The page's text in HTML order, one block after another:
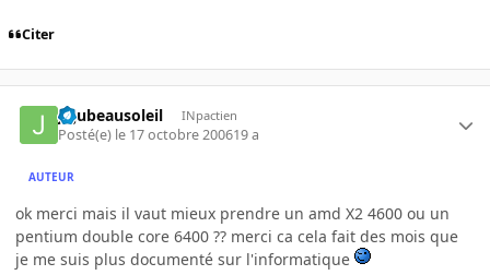
Citer
jujubeausoleil INpactien
Posté(e) le 17 octobre 200619 a
AUTEUR
ok merci mais il vaut mieux prendre un amd X2 4600 ou un
pentium double core 6400 ?? merci ca cela fait des mois que
je me suis plus documenté sur l'informatique